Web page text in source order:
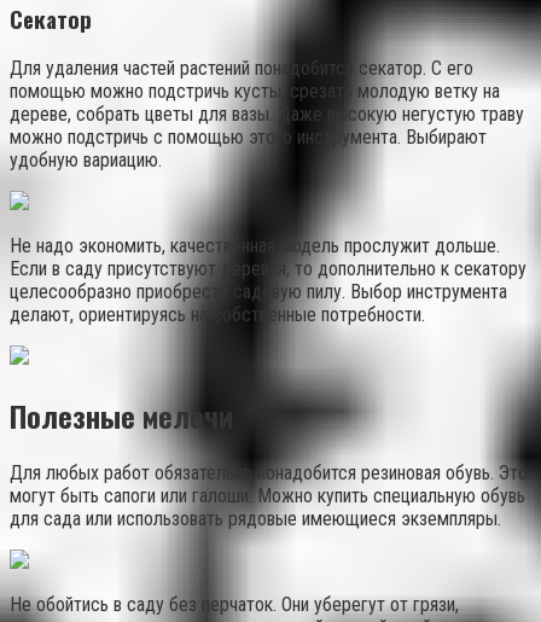
Секатор
Для удаления частей растений понадобится секатор. С его
помощью можно подстричь кусты, срезать молодую ветку на
дереве, собрать цветы для вазы. Даже высокую негустую траву
можно подстричь с помощью этого инструмента. Выбирают
удобную вариацию.
Не надо экономить, качественная модель прослужит дольше.
Если в саду присутствуют деревья, то дополнительно к секатору
целесообразно приобрести садовую пилу. Выбор инструмента
делают, ориентируясь на собственные потребности.
Полезные мелочи
Для любых работ обязательно понадобится резиновая обувь. Это
могут быть сапоги или галоши. Можно купить специальную обувь
для сада или использовать рядовые имеющиеся экземпляры.
Не обойтись в саду без перчаток. Они уберегут от грязи,